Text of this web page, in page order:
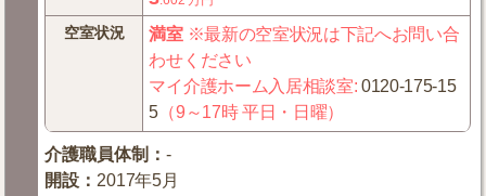
空室状況 満室※最新の空室状況は下記へお問い合
わせください
マイ介護ホーム入居相談室:0120-175-15
5 （9～17時 平日・日曜）
介護職員体制 ：-
開設 ： 2017年5月